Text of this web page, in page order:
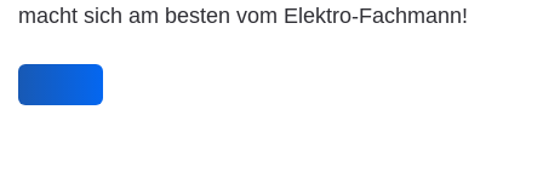
macht sich am besten vom Elektro-Fachmann!